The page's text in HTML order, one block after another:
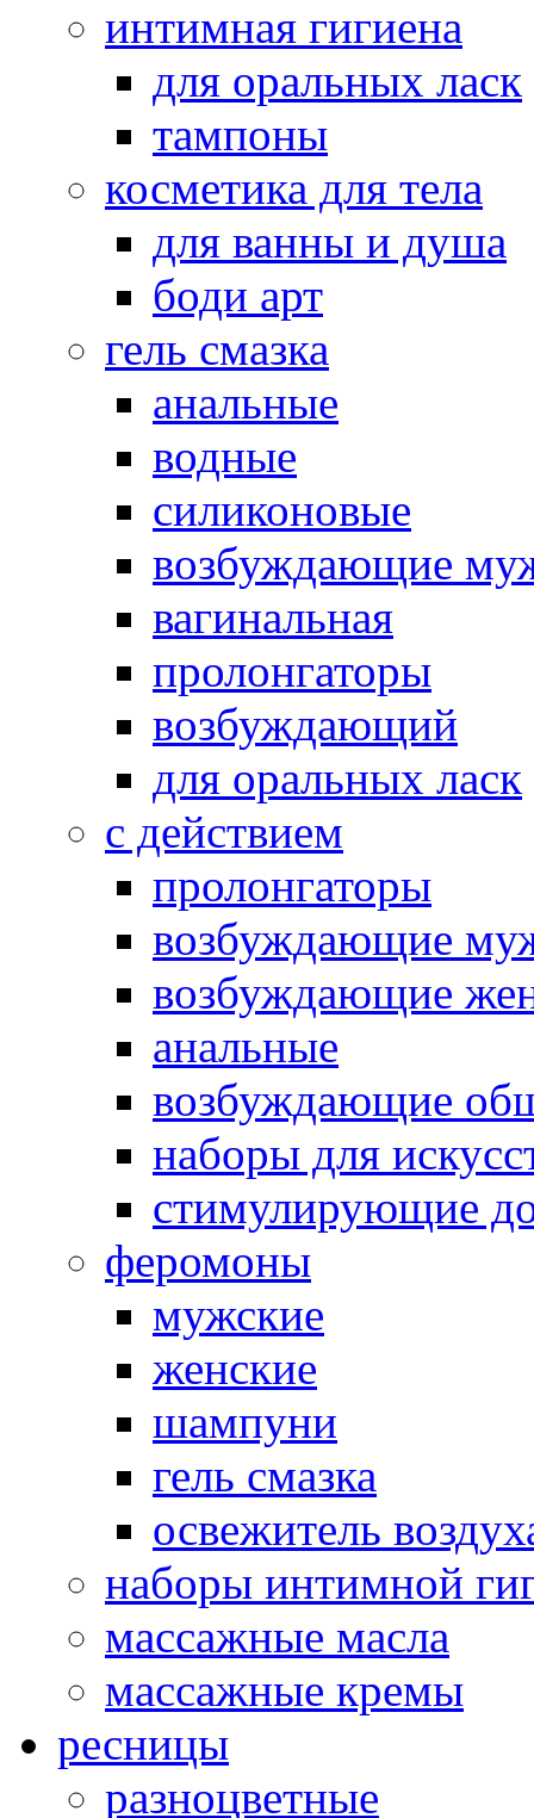
интимная гигиена
для оральных ласк
тампоны
косметика для тела
для ванны и душа
боди арт
гель смазка
анальные
водные
силиконовые
возбуждающие
вагинальная
пролонгаторы
возбуждающий
для оральных ласк
с действием
пролонгаторы
возбуждающие
возбуждающие
анальные
возбуждающие
наборы для
стимулирующие
феромоны
мужские
женские
шампуни
гель смазка
освежитель
наборы интимной
массажные масла
массажные кремы
ресницы
разноцветные